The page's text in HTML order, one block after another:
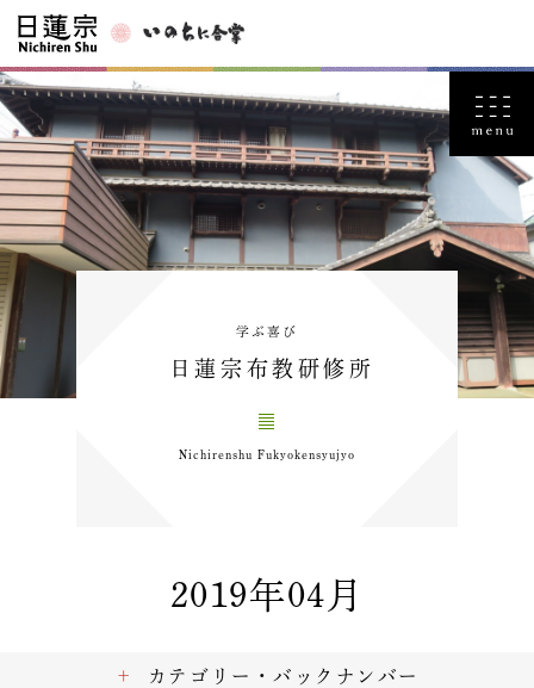
学ぶ喜び
日蓮宗布教研修所
Nichirenshu Fukyokensyujyo
2019年04月
カテゴリー・バックナンバー